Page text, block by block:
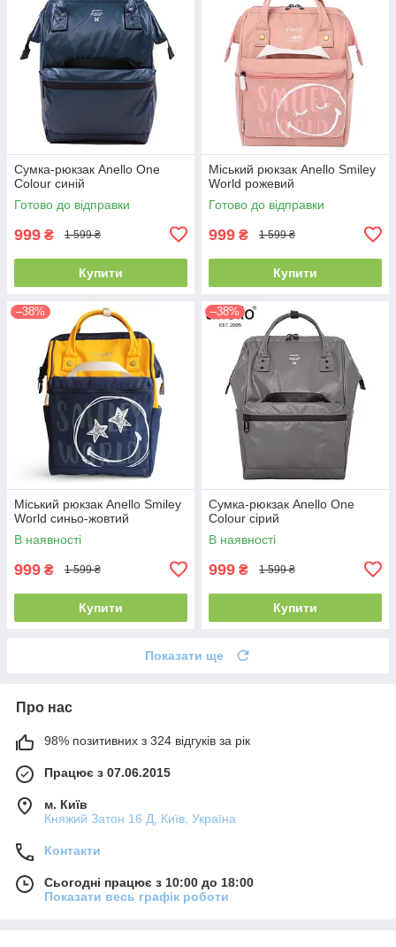
Сумка-рюкзак Anello One
Colour синій
Готово до відправки
999 ₴ 1 599 ₴
Купити
Міський рюкзак Anello Smiley
World рожевий
Готово до відправки
999 ₴ 1 599 ₴
Купити
–38%
Міський рюкзак Anello Smiley
World синьо-жовтий
В наявності
999 ₴ 1 599 ₴
Купити
–38%
Сумка-рюкзак Anello One
Colour сірий
В наявності
999 ₴ 1 599 ₴
Купити
Показати ще
Про нас
98% позитивних з 324 відгуків за рік
Працює з 07.06.2015
м. Київ
Княжий Затон 16 Д, Київ, Україна
Контакти
Сьогодні працює з 10:00 до 18:00
Показати весь графік роботи